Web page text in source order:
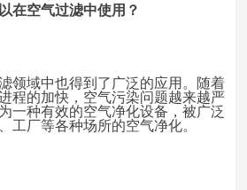
在空气过滤中使用？
领域中也得到了广泛的应用。随着
程的加快，空气污染问题越来越严
一种有效的空气净化设备，被广泛
工厂等各种场所的空气净化。